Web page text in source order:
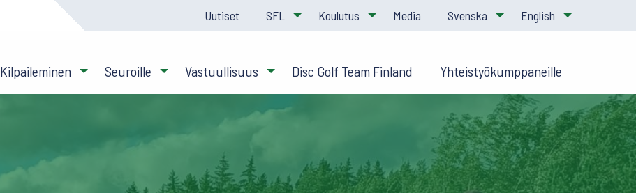
Uutiset SFL Koulutus Media Svenska English
Kilpaileminen Seuroille Vastuullisuus Disc Golf Team Finland Yhteistyökumppaneille